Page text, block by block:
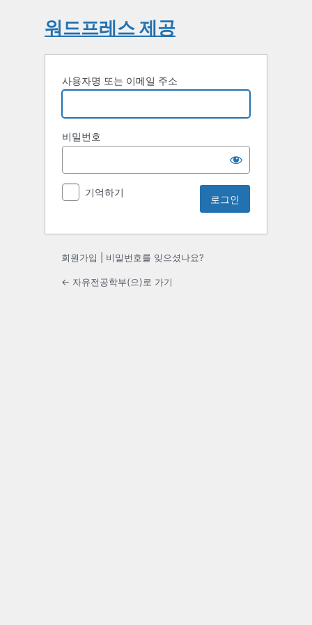
워드프레스 제공
사용자명 또는 이메일 주소
비밀번호
기억하기
회원가입 비밀번호를 잊으셨나요?
← 자유전공학부(으)로 가기